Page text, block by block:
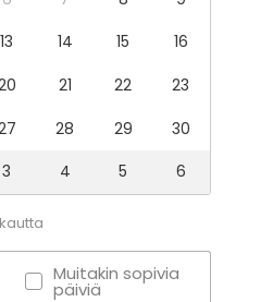
13 14 15
16
21 22
23
28 29
30
3 4 5 6
Muitakin sopivia
päiviä